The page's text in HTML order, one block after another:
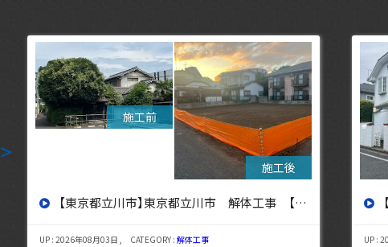
【東京都杉並区】東京都杉並区 解体工事【東京・埼玉・神奈川の解体工事なら東央建設へ】
UP : 2026年07月29日 , CATEGORY :解体工事 UP :
＞